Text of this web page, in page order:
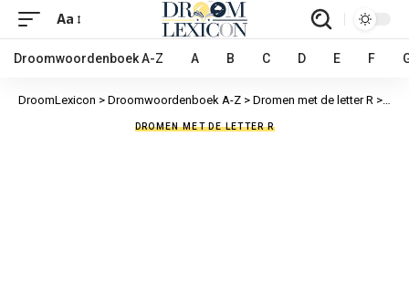
Aa
Droomwoordenboek A-Z A B C D E F
DroomLexicon > Droomwoordenboek A-Z > Dromen met de letter R >
DROMEN MET DE LETTER R